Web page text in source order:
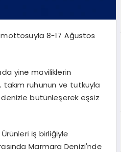
mottosuyla 8-17 Ağustos
yine maviliklerin
takım ruhunun ve tutkuyla
denizle bütünleşerek eşsiz
iş birliğiyle
Marmara Denizi'nde